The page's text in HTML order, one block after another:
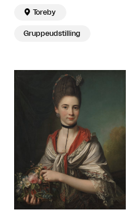
 Toreby
Gruppeudstilling